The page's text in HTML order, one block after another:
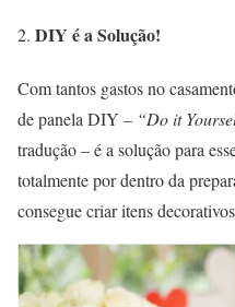
DIY é a Solução!
Com tantos gastos no
de panela DIY – “Do it
tradução – é a solução para
totalmente por dentro da
consegue criar itens